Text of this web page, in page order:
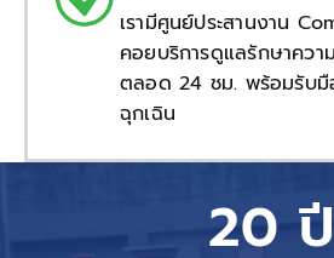
เรามีศูนย์ประสานงาน
คอยบริการดูแลรักษาคว
ตลอด 24 ชม. พร้อมรับ
ฉุกเฉิน
20 ปี